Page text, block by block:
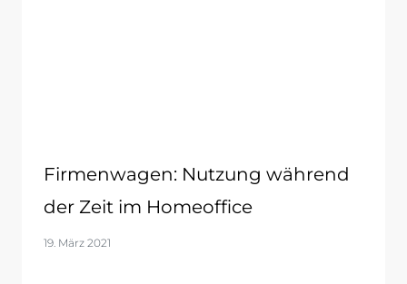
Firmenwagen: Nutzung während
der Zeit im Homeoffice
19. März 2021